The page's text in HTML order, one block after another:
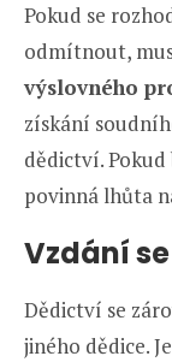
Pokud se
odmítnout,
výslovného
získání
dědictví.
povinná lhůta
Vzdání
Dědictví se
jiného dědice.